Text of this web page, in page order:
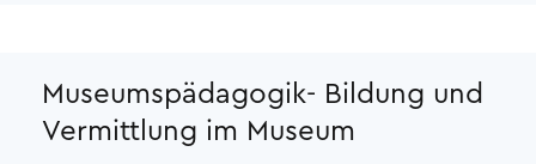
Museumspädagogik- Bildung und
Vermittlung im Museum